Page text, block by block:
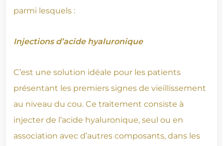
parmi lesquels :
Injections d’acide hyaluronique
C’est une solution idéale pour les patients
présentant les premiers signes de vieillissement
au niveau du cou. Ce traitement consiste à
injecter de l’acide hyaluronique, seul ou en
association avec d’autres composants, dans les